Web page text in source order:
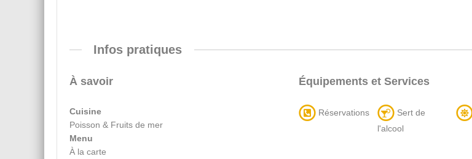
Infos pratiques
À savoir
Cuisine
Poisson & Fruits de mer
Menu
À la carte
Équipements et Services
Réservations
Sert de
l'alcool